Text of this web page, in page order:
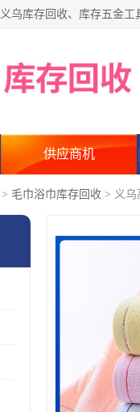
供应商机
> 毛巾浴巾库存回收 > 义乌